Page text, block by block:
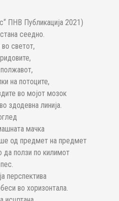
ПНВ Публикација 2021)
сеедно.
светот,
на потоците,
во мојот мозок
здодевна линија.
мачка
од предмет на предмет
да ползи по килимот
перспектива
во хоризонтала.